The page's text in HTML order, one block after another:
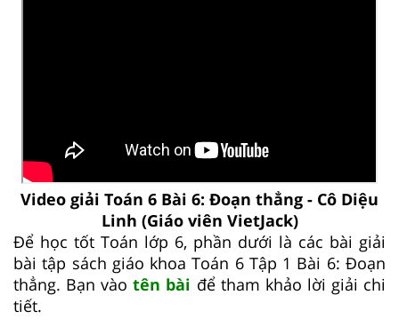
Video giải Toán 6 Bài 6: Đoạn thẳng - Cô Diệu
Linh (Giáo viên VietJack)
Để học tốt Toán lớp 6, phần dưới là các bài giải
bài tập sách giáo khoa Toán 6 Tập 1 Bài 6: Đoạn
thẳng. Bạn vàotên bài để tham khảo lời giải chi
tiết.